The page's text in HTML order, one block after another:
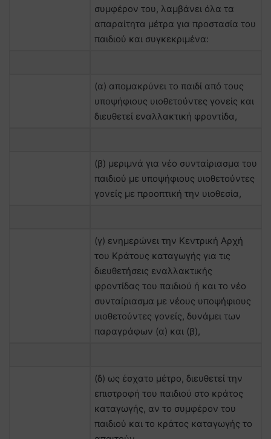
συμφέρον του, λαμβάνει όλα τα
απαραίτητα μέτρα για προστασία του
παιδιού και συγκεκριμένα:
(α) απομακρύνει το παιδί από τους
υποψήφιους υιοθετούντες γονείς και
διευθετεί εναλλακτική φροντίδα,
(β) μεριμνά για νέο συνταίριασμα του
παιδιού με υποψήφιους υιοθετούντες
γονείς με προοπτική την υιοθεσία,
(γ) ενημερώνει την Κεντρική Αρχή
του Κράτους καταγωγής για τις
διευθετήσεις εναλλακτικής
φροντίδας του παιδιού ή και το νέο
συνταίριασμα με νέους υποψήφιους
υιοθετούντες γονείς, δυνάμει των
παραγράφων (α) και (β),
(δ) ως έσχατο μέτρο, διευθετεί την
επιστροφή του παιδιού στο κράτος
καταγωγής, αν το συμφέρον του
παιδιού και το κράτος καταγωγής το